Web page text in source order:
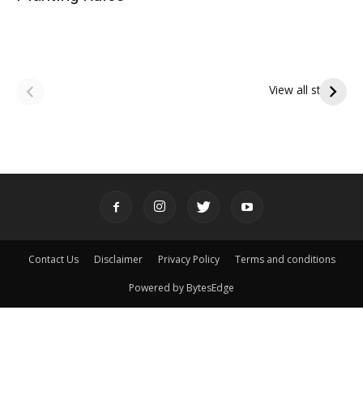
View all stories
పితృదేవతల ఆశీర్వాదం
ఇంద్రకీలాద్రి గిరి ప్రదక్షిణ
Contact Us Disclaimer Privacy Policy Terms and conditions
Powered by BytesEdge